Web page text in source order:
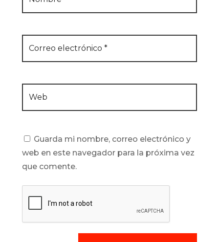
Guarda mi nombre, correo electrónico y
web en este navegador para la próxima vez
que comente.